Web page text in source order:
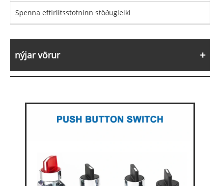
Spenna eftirlitsstofninn stöðugleiki
nýjar vörur